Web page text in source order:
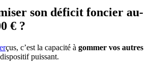
son déficit foncier au-
€ ?
çus, c’est la capacité à gommer vos autres
puissant.